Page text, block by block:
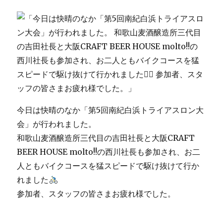
越
し
い
た
き
あ
り
と
う
ざ
い
ま
し
に
今日は快晴のなか「第5回南紀白浜トライアスロン大
会」が行われました。
和歌山麦酒醸造所三代目の吉田社長と大阪CRAFT
BEER HOUSE molto!!の西川社長も参加され、お二
人ともバイクコースを猛スピードで駆け抜けて行か
れました
参加者、スタッフの皆さまお疲れ様でした。